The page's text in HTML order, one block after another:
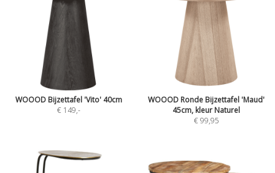
WOOOD Bijzettafel 'Vito' 40cm
€ 149,-
WOOOD Ronde Bijzettafel 'Maud'
45cm, kleur Naturel
€ 99,95